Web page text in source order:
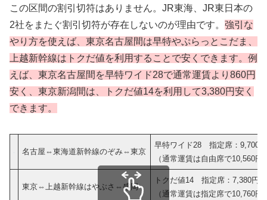
この区間の割引切符はありません。JR東海、JR東日本の
2社をまたぐ割引切符が存在しないのが理由です。 強引な
やり方を使えば、東京名古屋間は早特やぷらっとこだま、
上越新幹線はトクだ値を利用することで安くできます。例
えば、東京名古屋間を早特ワイド28で通常運賃より860円
安く、東京新潟間は、トクだ値14を利用して3,380円安く
できます。
名古屋⇔東海道新幹線のぞみ⇔東京
早特ワイド28 指定席：9,700円
（通常運賃は自由席で10,560円
東京⇔上越新幹線はやぶさ⇔盛岡
トクだ値14 指定席：7,380円
（通常運賃は指定席で10,760円